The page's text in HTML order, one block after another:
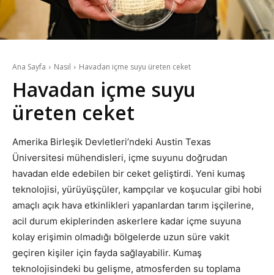
Ana Sayfa Nasıl Havadan içme suyu üreten ceket
Havadan içme suyu
üreten ceket
Amerika Birleşik Devletleri’ndeki Austin Texas
Üniversitesi mühendisleri, içme suyunu doğrudan
havadan elde edebilen bir ceket geliştirdi. Yeni kumaş
teknolojisi, yürüyüşçüler, kampçılar ve koşucular gibi hobi
amaçlı açık hava etkinlikleri yapanlardan tarım işçilerine,
acil durum ekiplerinden askerlere kadar içme suyuna
kolay erişimin olmadığı bölgelerde uzun süre vakit
geçiren kişiler için fayda sağlayabilir. Kumaş
teknolojisindeki bu gelişme, atmosferden su toplama